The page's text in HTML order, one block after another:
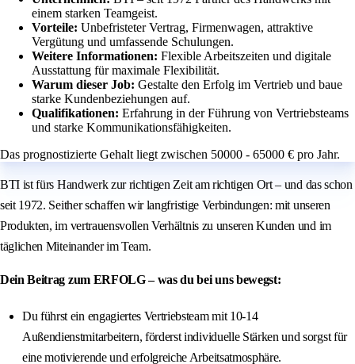
einem starken Teamgeist.
Vorteile: Unbefristeter Vertrag, Firmenwagen, attraktive
Vergütung und umfassende Schulungen.
Weitere Informationen: Flexible Arbeitszeiten und digitale
Ausstattung für maximale Flexibilität.
Warum dieser Job: Gestalte den Erfolg im Vertrieb und baue
starke Kundenbeziehungen auf.
Qualifikationen: Erfahrung in der Führung von Vertriebsteams
und starke Kommunikationsfähigkeiten.
Das prognostizierte Gehalt liegt zwischen 50000 - 65000 € pro Jahr.
BTI ist fürs Handwerk zur richtigen Zeit am richtigen Ort – und das schon
seit 1972. Seither schaffen wir langfristige Verbindungen: mit unseren
Produkten, im vertrauensvollen Verhältnis zu unseren Kunden und im
täglichen Miteinander im Team.
Dein Beitrag zum ERFOLG – was du bei uns bewegst:
Du führst ein engagiertes Vertriebsteam mit 10-14
Außendienstmitarbeitern, förderst individuelle Stärken und sorgst für
eine motivierende und erfolgreiche Arbeitsatmosphäre.